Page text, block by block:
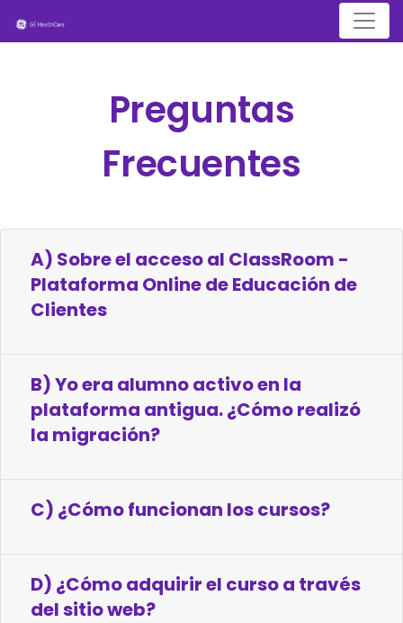
Menu
Preguntas
Frecuentes
A) Sobre el acceso al ClassRoom -
Plataforma Online de Educación de
Clientes
B) Yo era alumno activo en la
plataforma antigua. ¿Cómo realizó
la migración?
C) ¿Cómo funcionan los cursos?
D) ¿Cómo adquirir el curso a través
del sitio web?